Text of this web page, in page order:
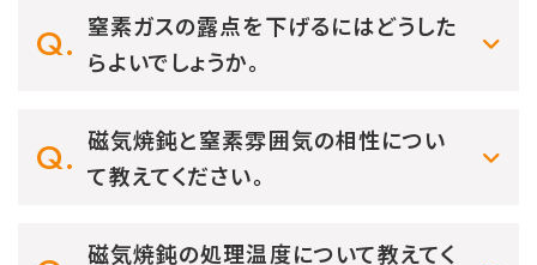
窒素ガスの露点を下げるにはどうした
らよいでしょうか。
磁気焼鈍と窒素雰囲気の相性につい
て教えてください。
磁気焼鈍の処理温度について教えてく